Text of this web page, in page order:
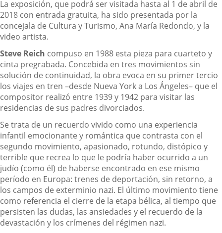
La exposición, que podrá ser visitada hasta al 1 de abril de
2018 con entrada gratuita, ha sido presentada por la
concejala de Cultura y Turismo, Ana María Redondo, y la
video artista.
Steve Reich compuso en 1988 esta pieza para cuarteto y
cinta pregrabada. Concebida en tres movimientos sin
solución de continuidad, la obra evoca en su primer tercio
los viajes en tren –desde Nueva York a Los Ángeles– que el
compositor realizó entre 1939 y 1942 para visitar las
residencias de sus padres divorciados.
Se trata de un recuerdo vivido como una experiencia
infantil emocionante y romántica que contrasta con el
segundo movimiento, apasionado, rotundo, distópico y
terrible que recrea lo que le podría haber ocurrido a un
judío (como él) de haberse encontrado en ese mismo
período en Europa: trenes de deportación, sin retorno, a
los campos de exterminio nazi. El último movimiento tiene
como referencia el cierre de la etapa bélica, al tiempo que
persisten las dudas, las ansiedades y el recuerdo de la
devastación y los crímenes del régimen nazi.